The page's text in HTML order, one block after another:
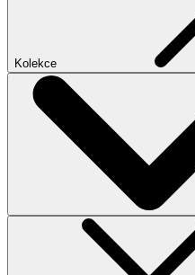
Kolekce